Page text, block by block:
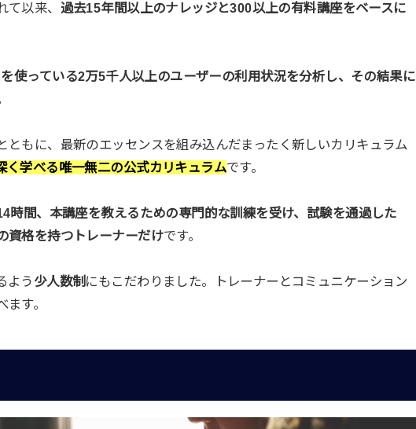
以来、 過去15年間以上のナレッジと300以上の有料講座をベースに
使っている2万5千人以上のユーザーの利用状況を分析し、その結果に
ともに、最新のエッセンスを組み込んだまったく新しいカリキュラム
く学べる唯一無二の公式カリキュラムです。
時間、本講座を教えるための専門的な訓練を受け、試験を通過した
資格を持つトレーナーだけです。
よう 少人数制 にもこだわりました。トレーナーとコミュニケーション
す。